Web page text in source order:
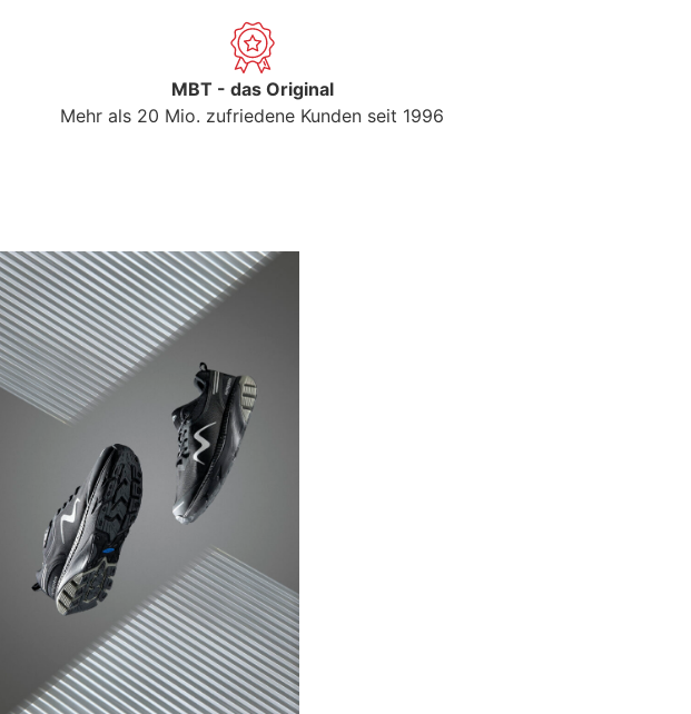
MBT - das Original
Mehr als 20 Mio. zufriedene Kunden seit 1996